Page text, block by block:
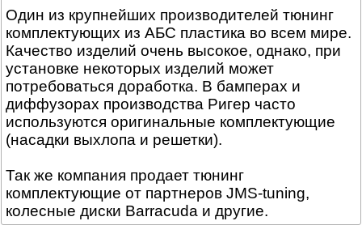
Один из крупнейших производителей тюнинг
комплектующих из АБС пластика во всем мире.
Качество изделий очень высокое, однако, при
установке некоторых изделий может
потребоваться доработка. В бамперах и
диффузорах производства Ригер часто
используются оригинальные комплектующие
(насадки выхлопа и решетки).
Так же компания продает тюнинг
комплектующие от партнеров JMS-tuning,
колесные диски Barracuda и другие.